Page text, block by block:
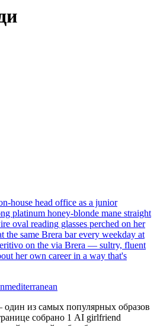
house head office as a junior
platinum honey-blonde mane straight
oval reading glasses perched on her
the same Brera bar every weekday at
on the via Brera — sultry, fluent
her own career in a way that's
mediterranean
из самых популярных образов
собрано 1 AI girlfriend